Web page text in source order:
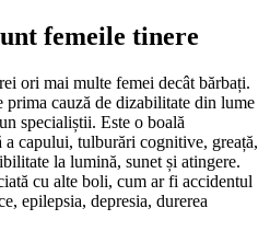
femeile tinere
ori mai multe femei decât bărbați.
prima cauză de dizabilitate din lume
specialiștii. Este o boală
a capului, tulburări cognitive, greață,
la lumină, sunet și atingere.
cu alte boli, cum ar fi accidentul
epilepsia, depresia, durerea